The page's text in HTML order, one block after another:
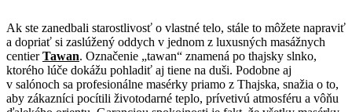
Ak ste zanedbali starostlivosť o vlastné telo, stále to môžete napraviť
a dopriať si zaslúžený oddych v jednom z luxusných masážnych
centierTawan. Označenie „tawan“ znamená po thajsky slnko,
ktorého lúče dokážu pohladiť aj tiene na duši. Podobne aj
v salónoch sa profesionálne masérky priamo z Thajska, snažia o to,
aby zákazníci pocítili životodarné teplo, prívetivú atmosféru a vôňu